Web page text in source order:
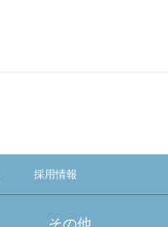
採用情報
その他